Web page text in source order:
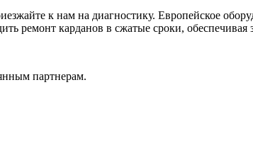
к нам на диагностику. Европейское
ремонт карданов в сжатые сроки, обеспечивая
партнерам.